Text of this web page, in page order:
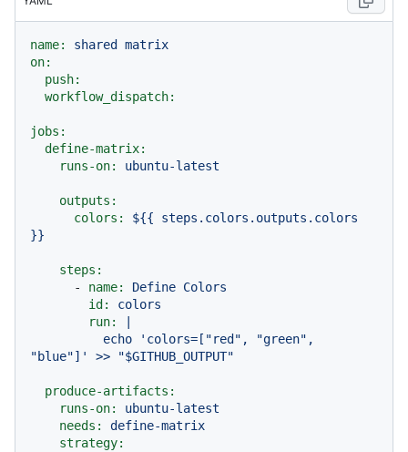
name: shared
matrix
on:
push:
workflow_dispatch:
jobs:
define-matrix:
runs-on:
ubuntu-latest
outputs:
colors:
${{
steps.colors.outputs.colors
}}
steps:
-
name: Define Colors
id:
colors
run:
produce-artifacts:
runs-on:
ubuntu-latest
needs:
define-matrix
strategy: